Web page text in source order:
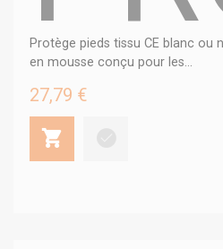
Protège pieds tissu CE blanc ou
en mousse conçu pour les...
27,79 €